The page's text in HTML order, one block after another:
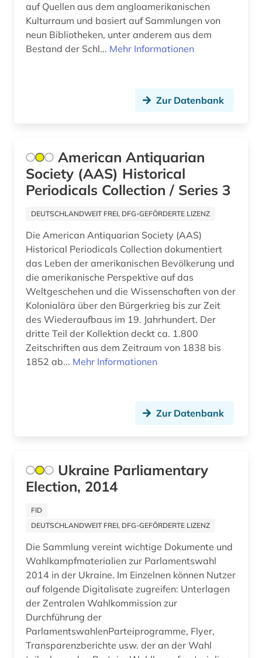
geschichte 1973-1995 (1)
geschichte 1981-1995 (1)
geschichte 2008 (1)
geschichte 2011 (1)
geschichte 2016 (1)
geschichte 2018 (1)
geschichte 2019 (1)
geschichte 600-1999 (1)
geschlecht (1)
gesundheitswesen (1)
gewerkschaft (3)
handel (5)
hans-jochen vogel (1)
hongkong (2)
Tschechische Republik (2)
USA (10)
auf Quellen aus dem angloamerikanischen
Kulturraum und basiert auf Sammlungen von
neun Bibliotheken, unter anderem aus dem
Bestand der Schl... Mehr Informationen
Zur Datenbank
American Antiquarian
Society (AAS) Historical
Periodicals Collection / Series 3
DEUTSCHLANDWEIT FREI, DFG-GEFÖRDERTE LIZENZ
Die American Antiquarian Society (AAS)
Historical Periodicals Collection dokumentiert
das Leben der amerikanischen Bevölkerung und
die amerikanische Perspektive auf das
Weltgeschehen und die Wissenschaften von der
Kolonialära über den Bürgerkrieg bis zur Zeit
des Wiederaufbaus im 19. Jahrhundert. Der
dritte Teil der Kollektion deckt ca. 1.800
Zeitschriften aus dem Zeitraum von 1838 bis
1852 ab... Mehr Informationen
Zur Datenbank
Ukraine Parliamentary
Election, 2014
FID
DEUTSCHLANDWEIT FREI, DFG-GEFÖRDERTE LIZENZ
Die Sammlung vereint wichtige Dokumente und
Wahlkampfmaterialien zur Parlamentswahl
2014 in der Ukraine. Im Einzelnen können Nutzer
auf folgende Digitalisate zugreifen: Unterlagen
der Zentralen Wahlkommission zur
Durchführung der
ParlamentswahlenParteiprogramme, Flyer,
Transparenzberichte usw. der an der Wahl